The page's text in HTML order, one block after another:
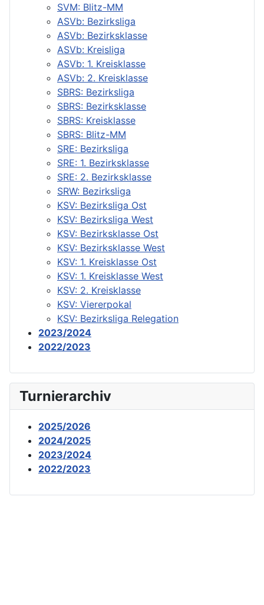
SVM: Blitz-MM
ASVb: Bezirksliga
ASVb: Bezirksklasse
ASVb: Kreisliga
ASVb: 1. Kreisklasse
ASVb: 2. Kreisklasse
SBRS: Bezirksliga
SBRS: Bezirksklasse
SBRS: Kreisklasse
SBRS: Blitz-MM
SRE: Bezirksliga
SRE: 1. Bezirksklasse
SRE: 2. Bezirksklasse
SRW: Bezirksliga
KSV: Bezirksliga Ost
KSV: Bezirksliga West
KSV: Bezirksklasse Ost
KSV: Bezirksklasse West
KSV: 1. Kreisklasse Ost
KSV: 1. Kreisklasse West
KSV: 2. Kreisklasse
KSV: Viererpokal
KSV: Bezirksliga Relegation
2023/2024
2022/2023
Turnierarchiv
2025/2026
2024/2025
2023/2024
2022/2023